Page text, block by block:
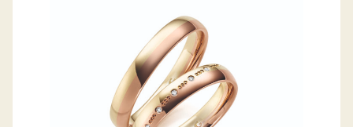
GERSTNER TRAURINGE